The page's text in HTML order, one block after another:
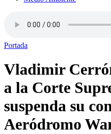
Portada
Vladimir
a la Corte
suspenda su
Aeródromo